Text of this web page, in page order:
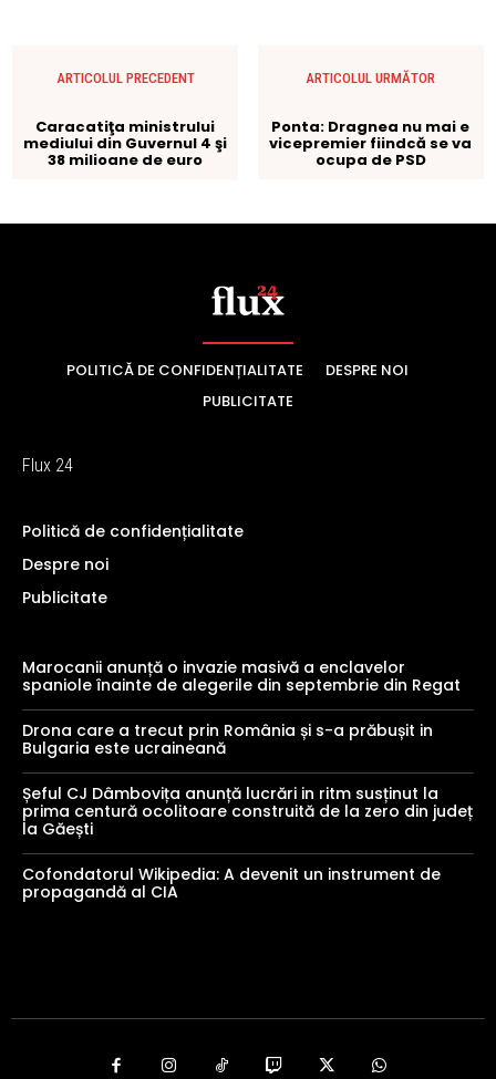
POLITICĂ DE CONFIDENȚIALITATE
DESPRE NOI
PUBLICITATE
Flux 24
Politică de confidențialitate
Despre noi
Publicitate
Marocanii anunță o invazie masivă a enclavelor
spaniole înainte de alegerile din septembrie din Regat
Drona care a trecut prin România și s-a prăbușit in
Bulgaria este ucraineană
Șeful CJ Dâmbovița anunță lucrări in ritm susținut la
prima centură ocolitoare construită de la zero din județ
la Găești
Cofondatorul Wikipedia: A devenit un instrument de
propagandă al CIA